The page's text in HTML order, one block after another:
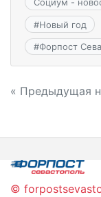
#Новый год
#Форпост
записям
« Предыдущая
©